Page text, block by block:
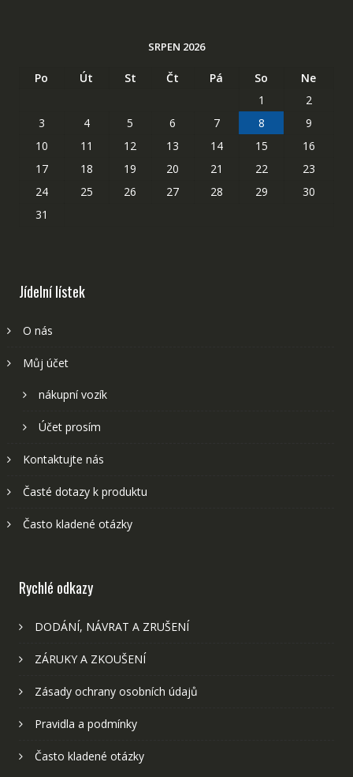
SRPEN 2026
Po Út St Čt Pá So
Ne
1
2
3
4 5 6 7 8
9
10
11 12 13 14 15
16
17
18 19 20 21 22
23
24
25 26 27 28 29
30
31
Jídelní lístek
O nás
Můj účet
nákupní vozík
Účet prosím
Kontaktujte nás
Časté dotazy k produktu
Často kladené otázky
Rychlé odkazy
DODÁNÍ, NÁVRAT A ZRUŠENÍ
ZÁRUKY A ZKOUŠENÍ
Zásady ochrany osobních údajů
Pravidla a podmínky
Často kladené otázky